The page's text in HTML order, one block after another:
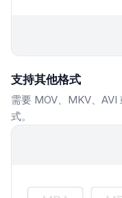
支持其他格式
需要 MOV、MKV、AVI
式。